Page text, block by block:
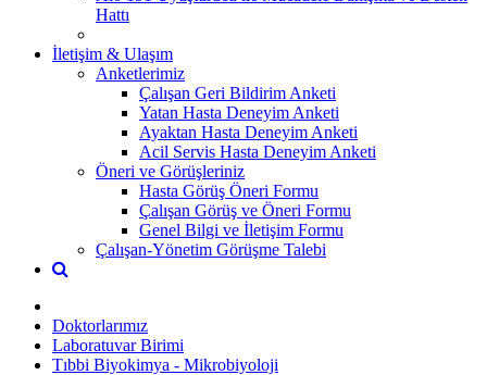
Hattı
İletişim & Ulaşım
Anketlerimiz
Çalışan Geri Bildirim Anketi
Yatan Hasta Deneyim Anketi
Ayaktan Hasta Deneyim Anketi
Acil Servis Hasta Deneyim Anketi
Öneri ve Görüşleriniz
Hasta Görüş Öneri Formu
Çalışan Görüş ve Öneri Formu
Genel Bilgi ve İletişim Formu
Çalışan-Yönetim Görüşme Talebi
Doktorlarımız
Laboratuvar Birimi
Tıbbi Biyokimya - Mikrobiyoloji